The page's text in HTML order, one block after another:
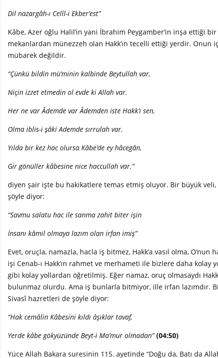
Dil nazargâh-ı Celîl-i Ekber’est”
Kâbe, Azer oğlu Halil’in yani İbrahim Peygamber’in inşa ettiği
mekanlardan münezzeh olan Hakk’ın tecelli ettiği yerdir. Onun
mübarek değildir.
“Çünkü bildin mü’minin kalbinde Beytullah var,
Niçin izzet etmedin ol evde ki Allah var.
Her ne var Âdemde var Âdemden iste Hakk’ı sen,
Olma iblis-i şâki Ademde sırrulah var.
Yılda bir kez hac olursa Kâbe’de ey hâcegân,
Gir gönüller kâbesine nice haccullah var.”
diyen şair işte bu hakikatlere temas etmiş oluyor. Bir büyük
şöyle diyor:
“Savm­u salat­u hac ile sanma zahit biter işin
İnsan­ı kâmil olmaya lazım olan irfan imiş”
Evet, oruçla, namazla, hacla iş bitmez, Hakk’a vasıl olma,
işi Cenab-ı Hakk’ın rahmet ve merhameti ile bizlere daha kolay
gibi kolay yollardan öğretilmiş. Eğer namaz, oruç olmasaydı
bulunmaz olurdu. Ama iş bunlarla bitmiyor, ille irfan lazımdır.
Sivasî hazretleri de şöyle diyor:
“Hak cemâlin Kâbesini kıldı âşıklar tavaf,
Yerde kâbe gökyüzünde Beyt-i Ma’mur olmadan”(04:50)
Yüce Allah Bakara suresinin 115. ayetinde “Doğu da, Batı da